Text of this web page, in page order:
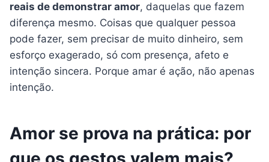
reais de demonstrar amor, daquelas que fazem
diferença mesmo. Coisas que qualquer pessoa
pode fazer, sem precisar de muito dinheiro, sem
esforço exagerado, só com presença, afeto e
intenção sincera. Porque amar é ação, não apenas
intenção.
Amor se prova na prática: por